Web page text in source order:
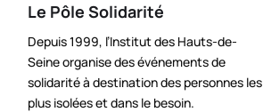
Le Pôle Solidarité
Depuis 1999, l’Institut des Hauts-de-
Seine organise des événements de
solidarité à destination des personnes les
plus isolées et dans le besoin.